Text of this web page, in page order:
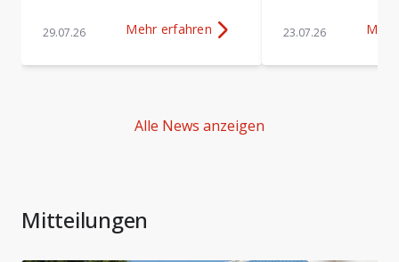
29.07.26
Mehr Erfahren über Mitgliederumfrage
Mehr erfahren 23.07.26
Alle News anzeigen
Mitteilungen